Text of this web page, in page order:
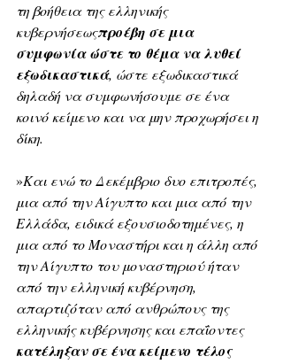
τη βοήθεια της ελληνικής
κυβερνήσεωςπροέβη σε μια
συμφωνία ώστε το θέμα να λυθεί
εξωδικαστικά, ώστε εξωδικαστικά
δηλαδή να συμφωνήσουμε σε ένα
κοινό κείμενο και να μην προχωρήσει η
δίκη.
»Και ενώ το Δεκέμβριο δυο επιτροπές,
μια από την Αίγυπτο και μια από την
Ελλάδα, ειδικά εξουσιοδοτημένες, η
μια από το Μοναστήρι και η άλλη από
την Αίγυπτο του μοναστηριού ήταν
από την ελληνική κυβέρνηση,
απαρτιζόταν από ανθρώπους της
ελληνικής κυβέρνησης και επαΐοντες
κατέληξαν σε ένα κείμενο τέλος